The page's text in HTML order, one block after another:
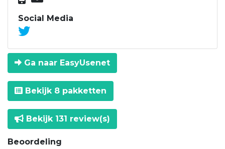
Social Media
Ga naar EasyUsenet
Bekijk 8 pakketten
Bekijk 131 review(s)
Beoordeling